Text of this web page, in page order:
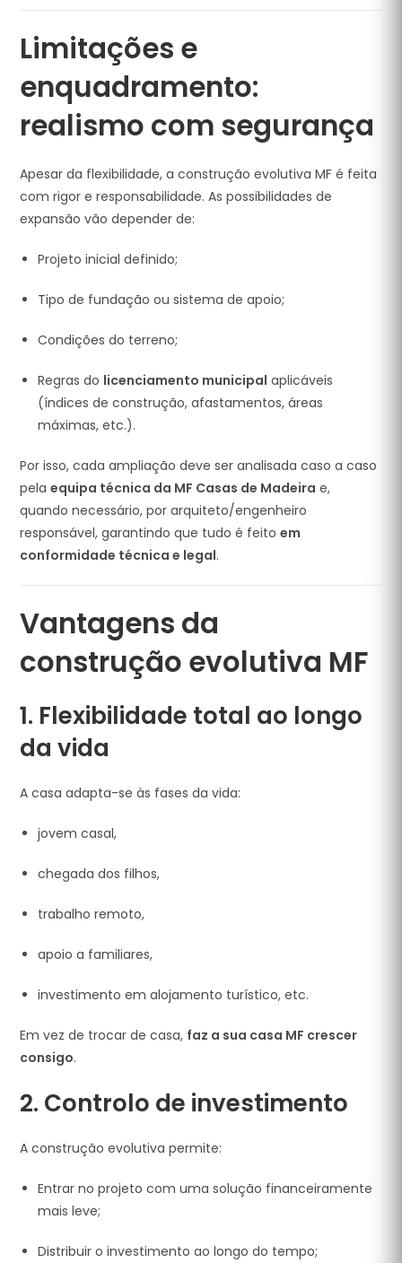
Limitações e
enquadramento:
realismo com segurança
Apesar da flexibilidade, a construção evolutiva MF é feita
com rigor e responsabilidade. As possibilidades de
expansão vão depender de:
Projeto inicial definido;
Tipo de fundação ou sistema de apoio;
Condições do terreno;
Regras do licenciamento municipal aplicáveis
(índices de construção, afastamentos, áreas
máximas, etc.).
Por isso, cada ampliação deve ser analisada caso a caso
pelaequipa técnica da MF Casas de Madeira e,
quando necessário, por arquiteto/engenheiro
responsável, garantindo que tudo é feitoem
conformidade técnica e legal.
Vantagens da
construção evolutiva MF
1. Flexibilidade total ao longo
da vida
A casa adapta-se às fases da vida:
jovem casal,
chegada dos filhos,
trabalho remoto,
apoio a familiares,
investimento em alojamento turístico, etc.
Em vez de trocar de casa, faz a sua casa MF crescer
consigo.
2. Controlo de investimento
A construção evolutiva permite:
Entrar no projeto com uma solução financeiramente
mais leve;
Distribuir o investimento ao longo do tempo;